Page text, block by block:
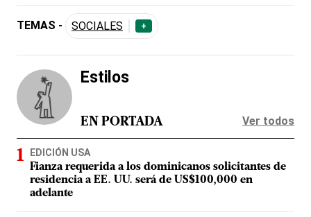
TEMAS - SOCIALES +
Estilos
EN PORTADA Ver todos
EDICIÓN USA
Fianza requerida a los dominicanos solicitantes de
residencia a EE. UU. será de US$100,000 en
adelante